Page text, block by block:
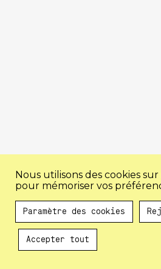
Au programme !
Nous utilisons des cookies
pour mémoriser vos
Paramètre des cookies
Accepter tout